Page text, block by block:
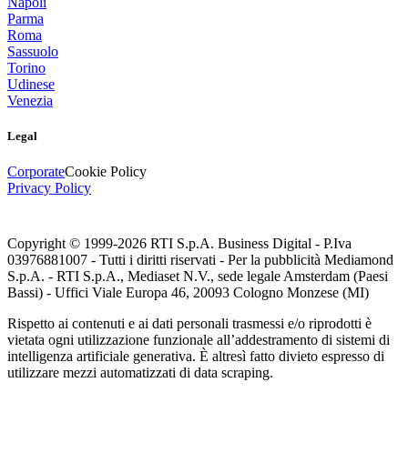
Parma
Roma
Sassuolo
Torino
Udinese
Venezia
Legal
CorporateCookie Policy
Privacy Policy
Copyright © 1999-2026 RTI S.p.A. Business Digital - P.Iva
03976881007 - Tutti i diritti riservati - Per la pubblicità Mediamond
S.p.A. - RTI S.p.A., Mediaset N.V., sede legale Amsterdam (Paesi
Bassi) - Uffici Viale Europa 46, 20093 Cologno Monzese (MI)
Rispetto ai contenuti e ai dati personali trasmessi e/o riprodotti è
vietata ogni utilizzazione funzionale all’addestramento di sistemi di
intelligenza artificiale generativa. È altresì fatto divieto espresso di
utilizzare mezzi automatizzati di data scraping.